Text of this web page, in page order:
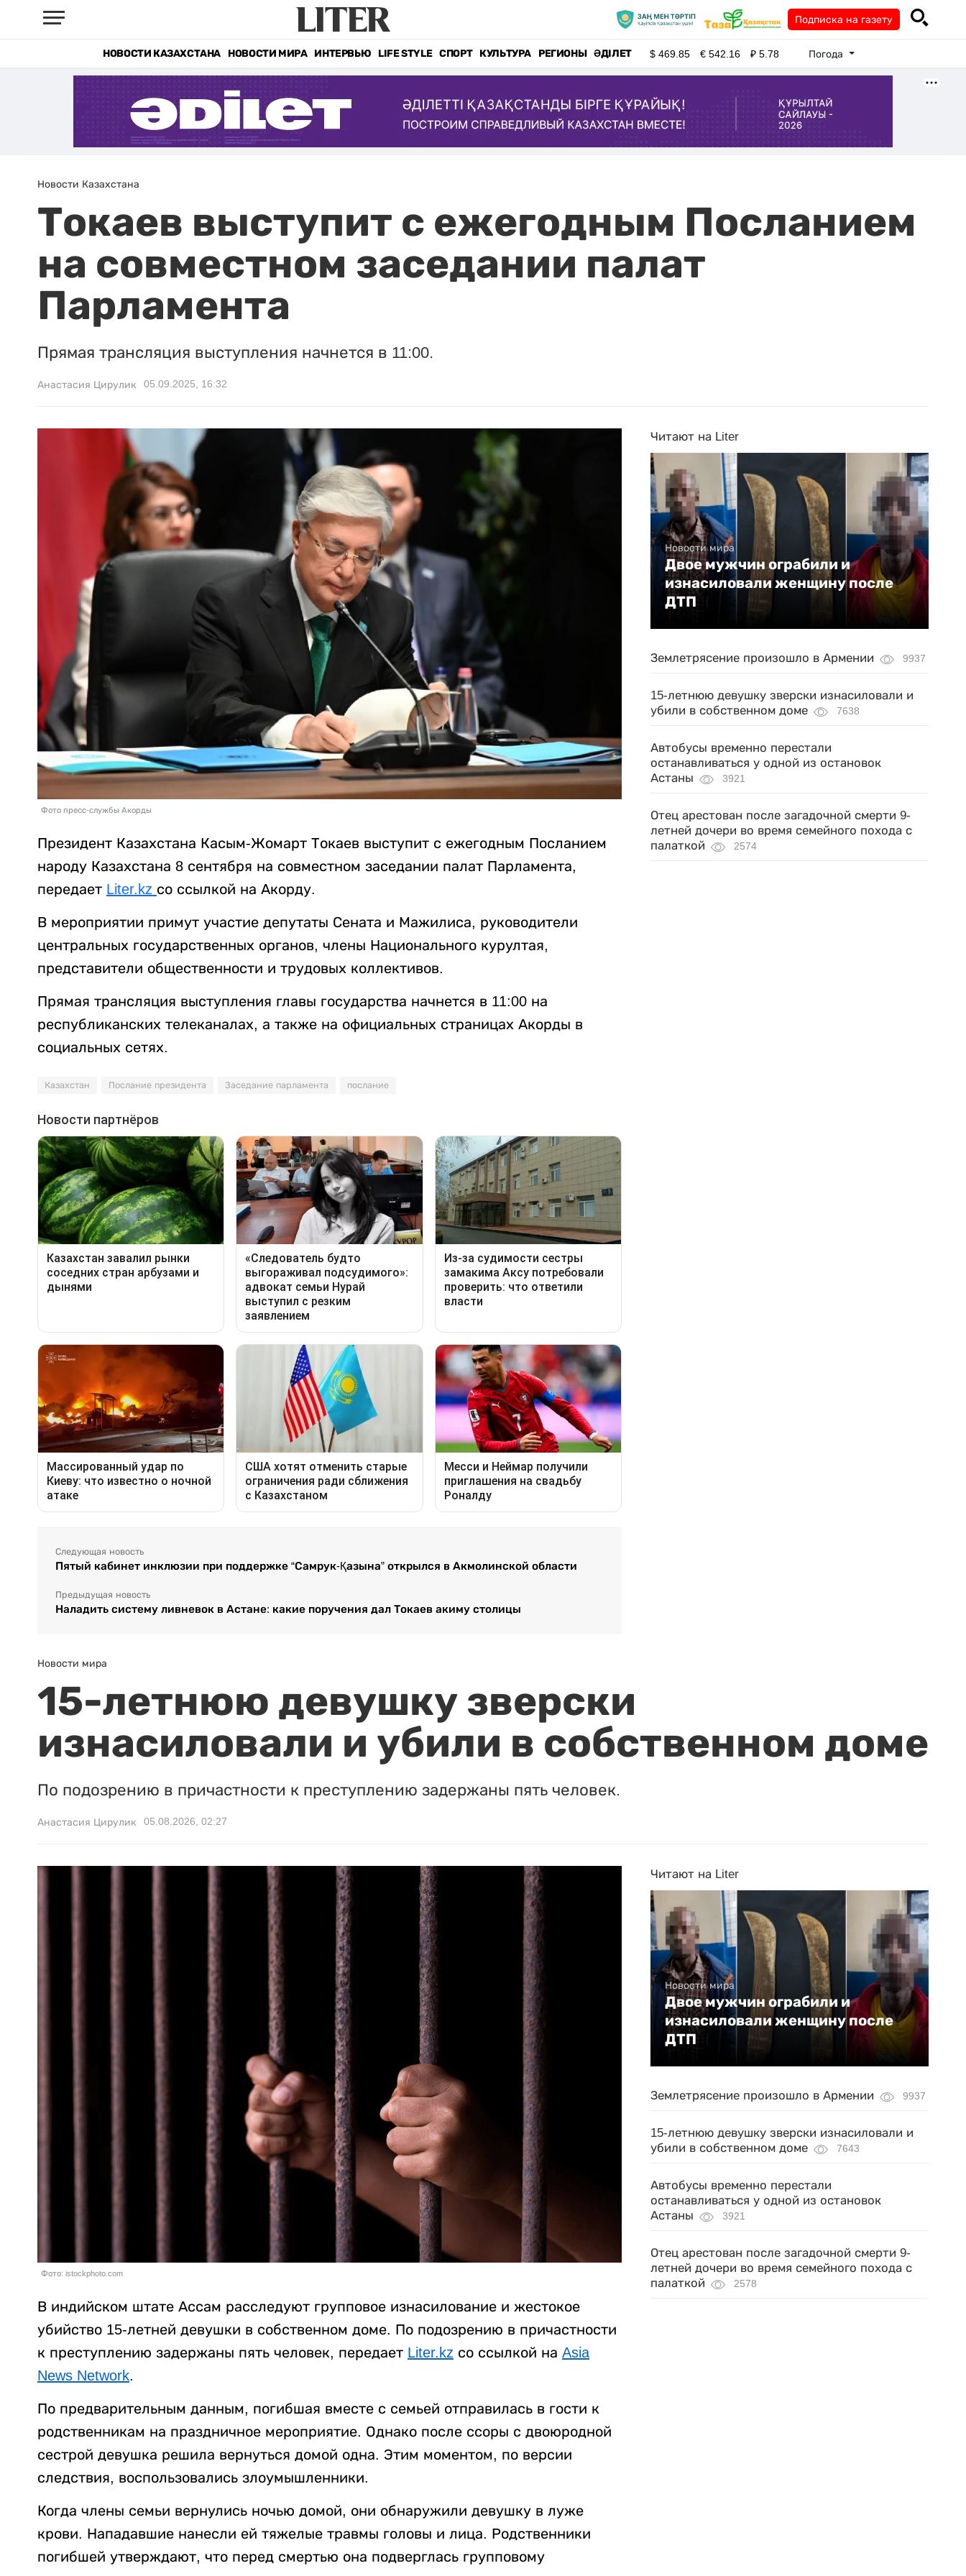
Подписка на газету
НОВОСТИ КАЗАХСТАНА НОВОСТИ МИРА ИНТЕРВЬЮ LIFE STYLE СПОРТ КУЛЬТУРА РЕГИОНЫ ӘДІЛЕТ $469.85 €542.16 ₽5.78 Погода
Новости Казахстана
Токаев выступит с ежегодным Посланием
на совместном заседании палат
Парламента
Прямая трансляция выступления начнется в 11:00.
Анастасия Цирулик 05.09.2025, 16:32
Фото пресс-службы Акорды
Президент Казахстана Касым-Жомарт Токаев выступит с ежегодным Посланием
народу Казахстана 8 сентября на совместном заседании палат Парламента,
передает Liter.kz со ссылкой на Акорду.
В мероприятии примут участие депутаты Сената и Мажилиса, руководители
центральных государственных органов, члены Национального курултая,
представители общественности и трудовых коллективов.
Прямая трансляция выступления главы государства начнется в 11:00 на
республиканских телеканалах, а также на официальных страницах Акорды в
социальных сетях.
Казахстан Послание президента Заседание парламента послание
Следующая новость
Пятый кабинет инклюзии при поддержке “Самрук-Қазына” открылся в Акмолинской области
Предыдущая новость
Наладить систему ливневок в Астане: какие поручения дал Токаев акиму столицы
Читают на Liter
Новости мира
Двое мужчин ограбили и
изнасиловали женщину после
ДТП
Землетрясение произошло в Армении 9937
15-летнюю девушку зверски изнасиловали и
убили в собственном доме
7638
Автобусы временно перестали
останавливаться у одной из остановок
Астаны
3921
Отец арестован после загадочной смерти 9-
летней дочери во время семейного похода с
палаткой
2574
Новости мира
15-летнюю девушку зверски
изнасиловали и убили в собственном доме
По подозрению в причастности к преступлению задержаны пять человек.
Анастасия Цирулик 05.08.2026, 02:27
Фото: istockphoto.com
В индийском штате Ассам расследуют групповое изнасилование и жестокое
убийство 15-летней девушки в собственном доме. По подозрению в причастности
к преступлению задержаны пять человек, передает Liter.kz со ссылкой на Asia
News Network.
По предварительным данным, погибшая вместе с семьей отправилась в гости к
родственникам на праздничное мероприятие. Однако после ссоры с двоюродной
сестрой девушка решила вернуться домой одна. Этим моментом, по версии
следствия, воспользовались злоумышленники.
Когда члены семьи вернулись ночью домой, они обнаружили девушку в луже
крови. Нападавшие нанесли ей тяжелые травмы головы и лица. Родственники
погибшей утверждают, что перед смертью она подверглась групповому
Читают на Liter
Новости мира
Двое мужчин ограбили и
изнасиловали женщину после
ДТП
Землетрясение произошло в Армении 9937
15-летнюю девушку зверски изнасиловали и
убили в собственном доме
7643
Автобусы временно перестали
останавливаться у одной из остановок
Астаны
3921
Отец арестован после загадочной смерти 9-
летней дочери во время семейного похода с
палаткой
2578